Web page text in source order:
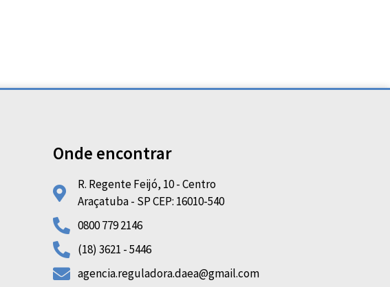
Onde encontrar
R. Regente Feijó, 10 - Centro
Araçatuba - SP CEP: 16010-540
0800 779 2146
(18) 3621 - 5446
agencia.reguladora.daea@gmail.com